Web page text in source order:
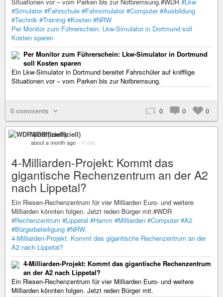
#Simulator #Fahrschule #Fahrsimulator #Computer #Ausbildung
#Technik #Training #Kosten #NRW
Per Monitor zum Führerschein: Lkw-Simulator in Dortmund soll
Kosten sparen
Per Monitor zum Führerschein: Lkw-Simulator in Dortmund
soll Kosten sparen
Ein Lkw-Simulator in Dortmund bereitet Fahrschüler auf knifflige
Situationen vor – vom Parken bis zur Notbremsung.
0 comments 0 0 0
WDR (inoffiziell)
about a month ago – Public
4-Milliarden-Projekt: Kommt das
gigantische Rechenzentrum an der A2
nach Lippetal?
Ein Riesen-Rechenzentrum für vier Milliarden Euro- und weitere
Milliarden könnten folgen. Jetzt reden Bürger mit.#WDR
#Rechenzentrum #Lippetal #Hamm #Milliarden #Computer #A2
#Bürgerbeteiligung #NRW
4-Milliarden-Projekt: Kommt das gigantische Rechenzentrum an der
A2 nach Lippetal?
4-Milliarden-Projekt: Kommt das gigantische Rechenzentrum
an der A2 nach Lippetal?
Ein Riesen-Rechenzentrum für vier Milliarden Euro- und weitere
Milliarden könnten folgen. Jetzt reden Bürger mit.